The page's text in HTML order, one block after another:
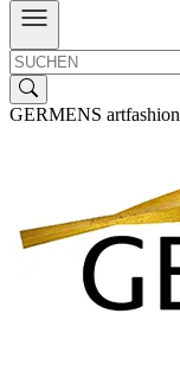
GERMENS artfashion